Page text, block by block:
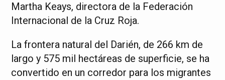
Martha Keays, directora de la Federación
Internacional de la Cruz Roja.
La frontera natural del Darién, de 266 km de
largo y 575 mil hectáreas de superficie, se ha
convertido en un corredor para los migrantes